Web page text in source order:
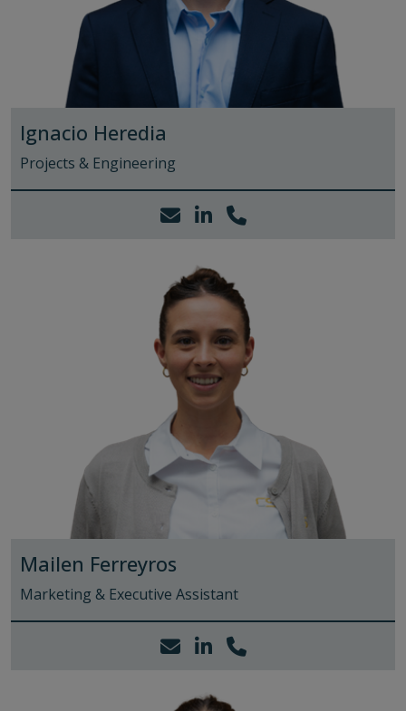
Ignacio Heredia
Projects & Engineering
Mailen Ferreyros
Marketing & Executive Assistant